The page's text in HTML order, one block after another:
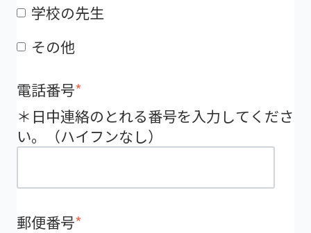
学校の先生
その他
電話番号*
＊日中連絡のとれる番号を入力してくださ
い。（ハイフンなし）
郵便番号*